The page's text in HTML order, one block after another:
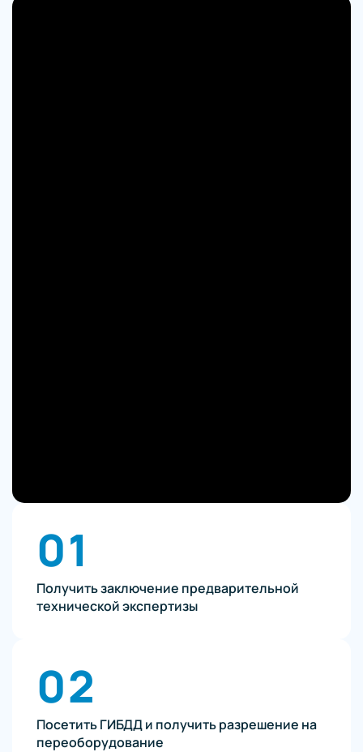
01
Получить заключение предварительной
технической экспертизы
02
Посетить ГИБДД и получить разрешение на
переоборудование